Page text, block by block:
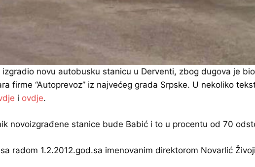
novu autobusku stanicu u Derventi, zbog dugova je
firme “Autoprevoz” iz najvećeg grada Srpske. U nekoliko
i ovdje.
novoizgrađene stanice bude Babić i to u procentu od 70
radom 1.2.2012.god.sa imenovanim direktorom Novarlić